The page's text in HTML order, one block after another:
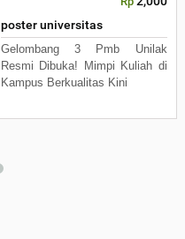
poster universitas
Gelombang 3 Pmb Unilak
Resmi Dibuka! Mimpi Kuliah di
Kampus Berkualitas Kini